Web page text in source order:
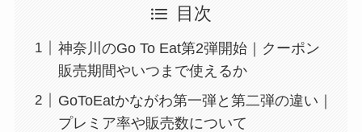
目次
神奈川のGo To Eat第2弾開始｜クーポン
販売期間やいつまで使えるか
GoToEatかながわ第一弾と第二弾の違い｜
プレミア率や販売数について